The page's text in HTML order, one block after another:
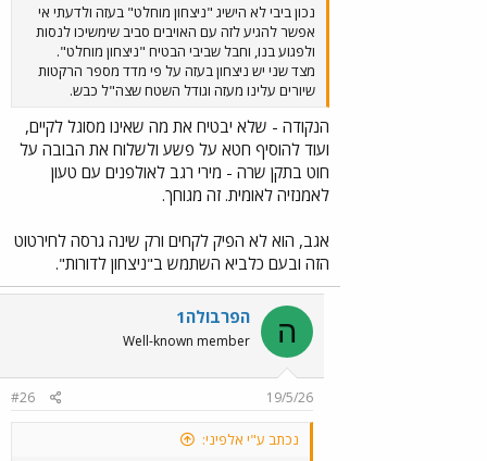
נכון ביבי לא הישיג "ניצחון מוחלט" בעזה ולדעתי אי
אפשר להגיע לזה עם האויבים סביב שימשיכו לנסות
ולפגוע בנו, וחבל שביבי הבטיח "ניצחון מוחלט".
מצד שני יש ניצחון בעזה על פי מדד מספר הרקטות
שיורים עלינו מעזה וגודל השטח שצה"ל כבש.
הנקודה - שלא יבטיח את מה שאינו מסוגל לקיים,
ועוד להוסיף חטא על פשע ולשלוח את הבובה על
חוט בתקן שרה - מירי רגב לאולפנים עם טעון
לאמנזיה לאומית. זה מגוחך.
אגב, הוא לא הפיק לקחים ורק שינה גרסה לחירטוט
הזה ובעם כלביא השתמש ב"ניצחון לדורות".
ה הפרבולה1
Well-known member
19/5/26
#26
נכתב ע"י אלפיני: